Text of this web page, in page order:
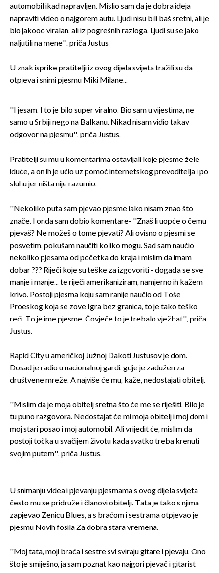
automobil ikad napravljen. Mislio sam da je dobra ideja
napraviti video o najgorem autu. Ljudi nisu bili baš sretni, ali je
bio jakooo viralan, ali iz pogrešnih razloga. Ljudi su se jako
naljutili na mene'', priča Justus.
U znak isprike pratitelji iz ovog dijela svijeta tražili su da
otpjeva i snimi pjesmu Miki Milane...
''I jesam. I to je bilo super viralno. Bio sam u vijestima, ne
samo u Srbiji nego na Balkanu. Nikad nisam vidio takav
odgovor na pjesmu'', priča Justus.
Pratitelji su mu u komentarima ostavljali koje pjesme žele
iduće, a on ih je učio uz pomoć internetskog prevoditelja i po
sluhu jer ništa nije razumio.
''Nekoliko puta sam pjevao pjesme iako nisam znao što
znače. I onda sam dobio komentare- ''Znaš li uopće o čemu
pjevaš? Ne možeš o tome pjevati? Ali ovisno o pjesmi se
posvetim, pokušam naučiti koliko mogu. Sad sam naučio
nekoliko pjesama od početka do kraja i mislim da imam
dobar ??? Riječi koje su teške za izgovoriti - događa se sve
manje i manje... te riječi amerikaniziram, namjerno ih kažem
krivo. Postoji pjesma koju sam ranije naučio od Toše
Proeskog koja se zove Igra bez granica, to je tako teško
reći. To je ime pjesme. Čovječe to je trebalo vježbat'', priča
Justus.
Rapid City u američkoj Južnoj Dakoti Justusov je dom.
Dosad je radio u nacionalnoj gardi, gdje je zadužen za
društvene mreže. A najviše će mu, kaže, nedostajati obitelj.
''Mislim da je moja obitelj sretna što će me se riješiti. Bilo je
tu puno razgovora. Nedostajat će mi moja obitelj i moj dom i
moj stari posao i moj automobil. Ali vrijedit će, mislim da
postoji točka u svačijem životu kada svatko treba krenuti
svojim putem'', priča Justus.
U snimanju videa i pjevanju pjesmama s ovog dijela svijeta
često mu se pridruže i članovi obitelji. Tata je tako s njima
zapjevao Zenicu Blues, a s braćom i sestrama otpjevao je
pjesmu Novih fosila Za dobra stara vremena.
''Moj tata, moji braća i sestre svi sviraju gitare i pjevaju. Ono
što je smiješno, ja sam poznat kao najgori pjevač i gitarist